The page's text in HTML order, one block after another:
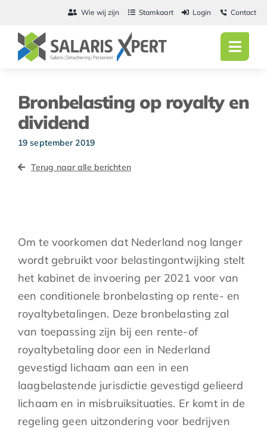
inhoud
Wie wij zijn Stamkaart Login Contact
Actueel
Bronbelasting op royalty en
dividend
19 september 2019
Terug naar alle berichten
Om te voorkomen dat Nederland nog langer
wordt gebruikt voor belastingontwijking stelt
het kabinet de invoering per 2021 voor van
een conditionele bronbelasting op rente- en
royaltybetalingen. Deze bronbelasting zal
van toepassing zijn bij een rente-of
royaltybetaling door een in Nederland
gevestigd lichaam aan een in een
laagbelastende jurisdictie gevestigd gelieerd
lichaam en in misbruiksituaties. Er komt in de
regeling geen uitzondering voor bedrijven